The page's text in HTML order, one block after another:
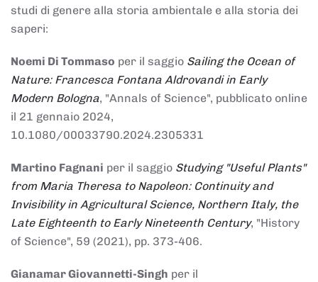
studi di genere alla storia ambientale e alla storia dei
saperi:
Noemi Di Tommaso per il saggio Sailing the Ocean of
Nature: Francesca Fontana Aldrovandi in Early
Modern Bologna, "Annals of Science", pubblicato online
il 21 gennaio 2024,
10.1080/00033790.2024.2305331
Martino Fagnani per il saggio Studying "Useful Plants"
from Maria Theresa to Napoleon: Continuity and
Invisibility in Agricultural Science, Northern Italy, the
Late Eighteenth to Early Nineteenth Century, "History
of Science", 59 (2021), pp. 373-406.
Gianamar Giovannetti-Singh per il